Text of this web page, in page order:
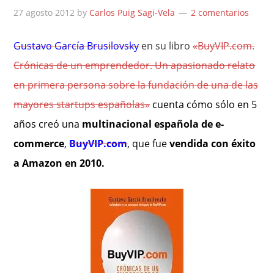
27 agosto 2012 by Carlos Puig Sagi-Vela 2 comentarios
Gustavo García Brusilovskyen su libro«BuyVIP.com.
Crónicas de un emprendedor. Un apasionado relato
en primera persona sobre la fundación de una de las
mayores startups españolas» cuenta cómo sólo en 5
años creó una multinacional española de e-
commerce,BuyVIP.com, que fuevendida con éxito
a Amazon en 2010.